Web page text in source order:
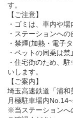
す。
【ご注意】
・ゴミは、車内や
・ステーションへ
・禁煙(加熱・電子
・ペットの同乗は禁
・住宅街のため、
いします。
【ご案内】
埼玉高速鉄道「浦
月極駐車場内
※当ステーションへ